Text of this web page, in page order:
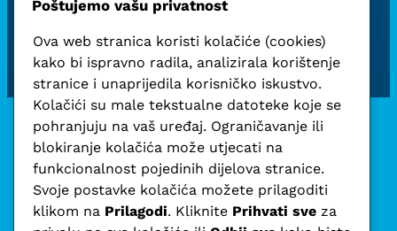
tamo branili i zdravi razum“
Nađi.
Poštujemo vašu privatnost
Ova web stranica koristi kolačiće (cookies)
kako bi ispravno radila, analizirala korištenje
stranice i unaprijedila korisničko iskustvo.
Kolačići su male tekstualne datoteke koje se
pohranjuju na vaš uređaj. Ograničavanje ili
blokiranje kolačića može utjecati na
funkcionalnost pojedinih dijelova stranice.
Svoje postavke kolačića možete prilagoditi
klikom na Prilagodi. Kliknite Prihvati sve za